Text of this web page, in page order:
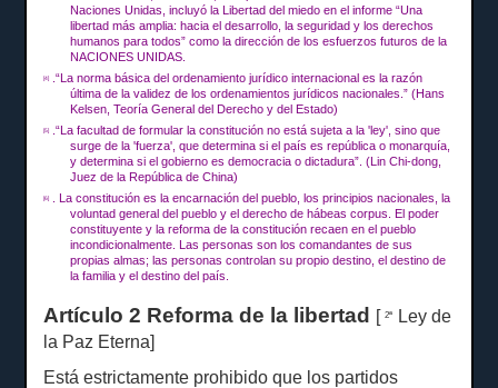
Naciones Unidas, incluyó la Libertad del miedo en el informe “Una
libertad más amplia: hacia el desarrollo, la seguridad y los derechos
humanos para todos” como la dirección de los esfuerzos futuros de la
NACIONES UNIDAS.
[4]
.“La norma básica del ordenamiento jurídico internacional es la razón
última de la validez de los ordenamientos jurídicos nacionales.”(Hans
Kelsen, Teoría General del Derecho y del Estado)
[5]
.“La facultad de formular la constitución no está sujeta a la 'ley', sino que
surge de la 'fuerza', que determina si el país es república o monarquía,
y determina si el gobierno es democracia o dictadura”.(Lin Chi-dong,
Juez de la República de China)
[6] .La constitución es la encarnación del pueblo, los principios nacionales, la
voluntad general del pueblo y el derecho de hábeas corpus.El poder
constituyente y la reforma de la constitución recaen en el pueblo
incondicionalmente.Las personas son los comandantes de sus
propias almas;las personas controlan su propio destino, el destino de
la familia y el destino del país.
Artículo 2 Reforma de la libertad [2ª
Ley de
la Paz Eterna]
Está estrictamente prohibido que los partidos